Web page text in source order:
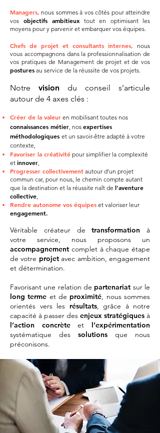
Managers, nous sommes à vos côtés pour atteindre
vos objectifs ambitieuxtout en optimisant les
moyens pour y parvenir et embarquer vos équipes.
Chefs de projet et consultants internes, nous
vous accompagnons dans la professionnalisation de
vos pratiques de Management de projet et de vos
postures au service de la réussite de vos projets.
Notre vision du conseil s’articule
autour de 4 axes clés :
Créer de la valeur en mobilisant toutes nos
connaissances métier, nos expertises
méthodologiques et un savoir-être adapté à votre
contexte,
Favoriser la créativité pour simplifier la complexité
et innover,
Progresser collectivement autour d’un projet
commun car, pour nous, le chemin compte autant
que la destination et la réussite naît de l’aventure
collective,
Rendre autonome vos équipes et valoriser leur
engagement.
Véritable créateur detransformation à
votre service, nous proposons un
accompagnement complet à chaque étape
de votre projetavec ambition, engagement
et détermination.
Favorisant une relation de partenariat sur le
long terme et de proximité, nous sommes
orientés vers les résultats, grâce à notre
capacité à passer des enjeux stratégiques à
l’action concrèteet l’expérimentation
systématique des solutions que nous
préconisons.